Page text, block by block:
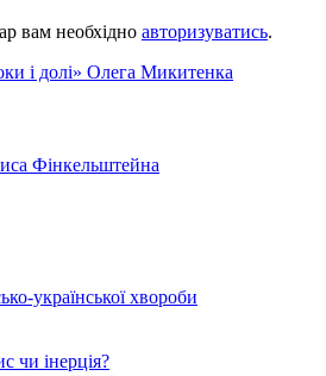
вам необхідно авторизуватись.
Фінкельштейна
української хвороби
чи інерція?